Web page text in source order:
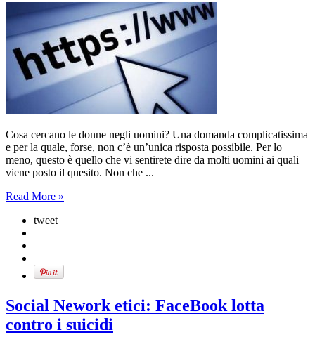
Cosa cercano le donne negli uomini? Una domanda complicatissima
e per la quale, forse, non c’è un’unica risposta possibile. Per lo
meno, questo è quello che vi sentirete dire da molti uomini ai quali
viene posto il quesito. Non che ...
Read More »
tweet
Social Nework etici: FaceBook lotta
contro i suicidi